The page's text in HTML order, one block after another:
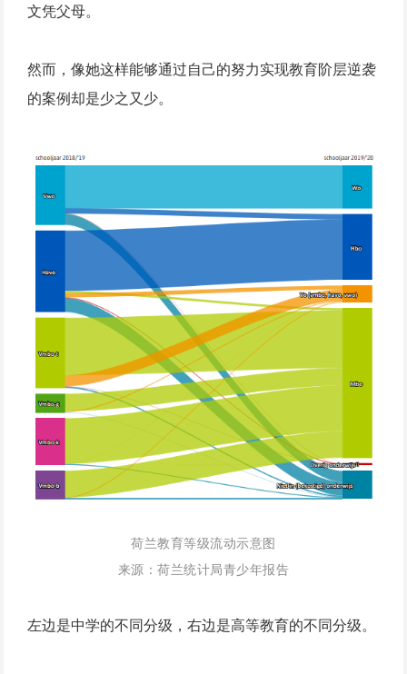
文凭父母。
然而，像她这样能够通过自己的努力实现教育阶层逆袭
的案例却是少之又少。
荷兰教育等级流动示意图
来源：荷兰统计局青少年报告
左边是中学的不同分级，右边是高等教育的不同分级。